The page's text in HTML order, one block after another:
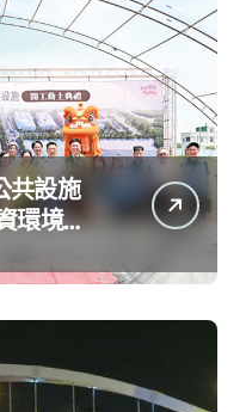
共設施